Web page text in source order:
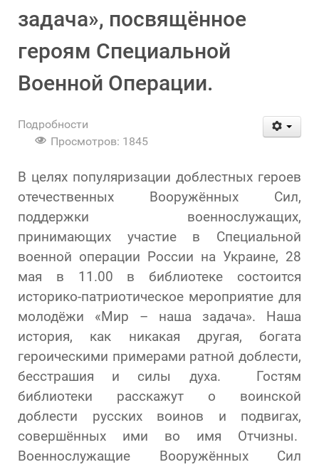
задача», посвящённое
героям Специальной
Военной Операции.
Подробности
Просмотров: 1845
В целях популяризации доблестных героев
отечественных Вооружённых Сил,
поддержки военнослужащих,
принимающих участие в Специальной
военной операции России на Украине, 28
мая в 11.00 в библиотеке состоится
историко-патриотическое мероприятие для
молодёжи «Мир – наша задача». Наша
история, как никакая другая, богата
героическими примерами ратной доблести,
бесстрашия и силы духа. Гостям
библиотеки расскажут о воинской
доблести русских воинов и подвигах,
совершённых ими во имя Отчизны.
Военнослужащие Вооружённых Сил